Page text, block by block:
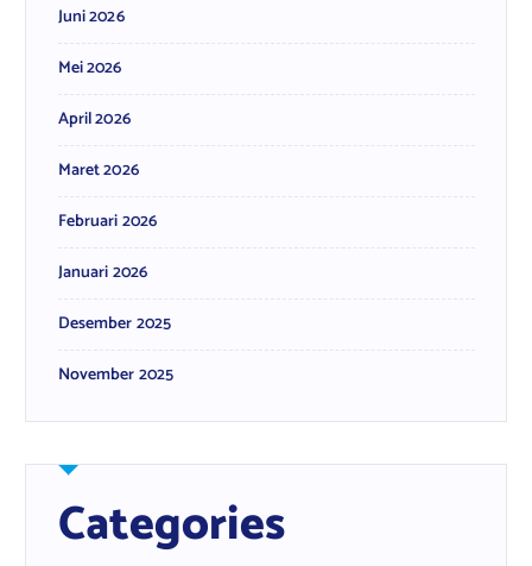
Juni 2026
Mei 2026
April 2026
Maret 2026
Februari 2026
Januari 2026
Desember 2025
November 2025
Categories